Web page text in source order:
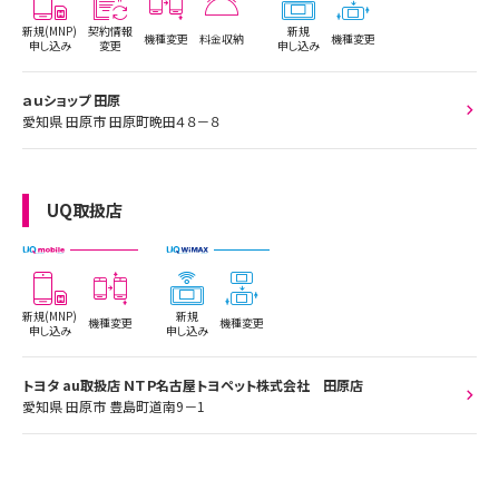
新規(MNP)
申し込み
契約情報
変更
機種変更 料金収納
新規
申し込み
機種変更
ａｕショップ 田原
愛知県 田原市 田原町晩田４８－８
UQ取扱店
新規(MNP)
申し込み
機種変更
新規
申し込み
機種変更
トヨタ au取扱店 ＮＴＰ名古屋トヨペット株式会社 田原店
愛知県 田原市 豊島町道南9－1